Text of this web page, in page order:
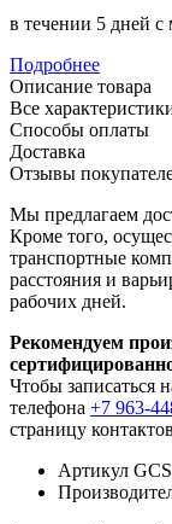
в течении 5 дней
Подробнее
Описание товара
Все
Способы оплаты
Доставка
Отзывы
Мы предлагаем
Кроме того,
транспортные
расстояния и
рабочих дней.
Рекомендуем
Чтобы записаться
телефона +7 963-
страницу
Артикул